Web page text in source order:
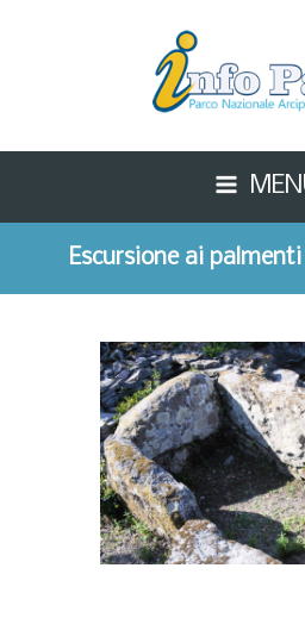
Escursione ai